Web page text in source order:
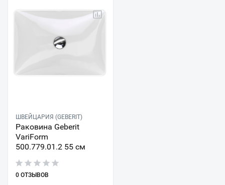
ШВЕЙЦАРИЯ (GEBERIT)
Раковина Geberit
VariForm
500.779.01.2 55 см
0 ОТЗЫВОВ